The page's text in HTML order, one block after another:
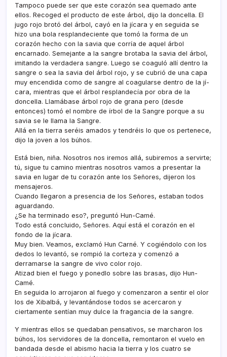
Tampoco puede ser que este corazón sea quemado ante
ellos. Recoged el producto de este árbol, dijo la doncella. El
jugo rojo brotó del árbol, cayó en la jí­cara y en seguida se
hizo una bola resplandeciente que tomó la forma de un
corazón hecho con la savia que corrí­a de aquel árbol
encarnado. Semejante a la sangre brotaba la savia del árbol,
imitando la verdadera sangre. Luego se coaguló allí­ dentro la
sangre o sea la savia del árbol rojo, y se cubrió de una capa
muy encendida como de sangre al coagularse dentro de la jí­
cara, mientras que el árbol resplandecí­a por obra de la
doncella. Llamábase árbol rojo de grana pero (desde
entonces) tomó el nombre de írbol de la Sangre porque a su
savia se le llama la Sangre.
Allá en la tierra seréis amados y tendréis lo que os pertenece,
dijo la joven a los búhos.
Está bien, niña. Nosotros nos iremos allá, subiremos a servirte;
tú, sigue tu camino mientras nosotros vamos a presentar la
savia en lugar de tu corazón ante los Señores, dijeron los
mensajeros.
Cuando llegaron a presencia de los Señores, estaban todos
aguardando.
¿Se ha terminado eso?, preguntó Hun-Camé.
Todo está concluido, Señores. Aquí­ está el corazón en el
fondo de la jí­cara.
Muy bien. Veamos, exclamó Hun Carné. Y cogiéndolo con los
dedos lo levantó, se rompió la corteza y comenzó a
derramarse la sangre de vivo color rojo.
Atizad bien el fuego y ponedlo sobre las brasas, dijo Hun-
Camé.
En seguida lo arrojaron al fuego y comenzaron a sentir el olor
los de Xibalbá, y levantándose todos se acercaron y
ciertamente sentí­an muy dulce la fragancia de la sangre.
Y mientras ellos se quedaban pensativos, se marcharon los
búhos, los servidores de la doncella, remontaron el vuelo en
bandada desde el abismo hacia la tierra y los cuatro se